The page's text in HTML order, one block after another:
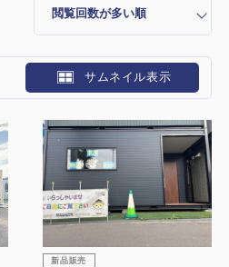
サムネイル表示
新品販売